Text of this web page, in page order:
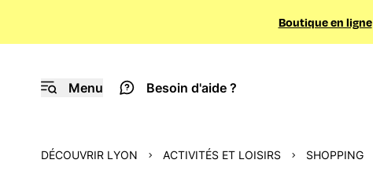
Boutique en ligne
Menu Besoin d'aide ?
DÉCOUVRIR LYON ACTIVITÉS ET LOISIRS SHOPPING